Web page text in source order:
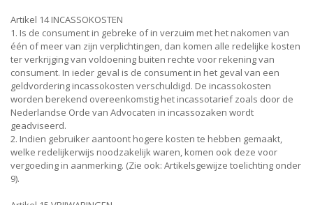
Artikel 14 INCASSOKOSTEN
1. Is de consument in gebreke of in verzuim met het nakomen van
één of meer van zijn verplichtingen, dan komen alle redelijke kosten
ter verkrijging van voldoening buiten rechte voor rekening van
consument. In ieder geval is de consument in het geval van een
geldvordering incassokosten verschuldigd. De incassokosten
worden berekend overeenkomstig het incassotarief zoals door de
Nederlandse Orde van Advocaten in incassozaken wordt
geadviseerd.
2. Indien gebruiker aantoont hogere kosten te hebben gemaakt,
welke redelijkerwijs noodzakelijk waren, komen ook deze voor
vergoeding in aanmerking. (Zie ook: Artikelsgewijze toelichting onder
9).